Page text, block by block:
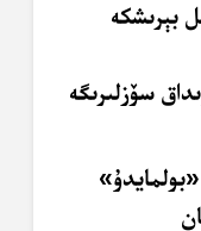
بېرىشكە
سۆزلىرىگە